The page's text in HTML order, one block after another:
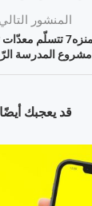
المنشور التالي
المدرسة الإبتدائيّة
مشروع المدرسة
قد يعجبك أيضًا